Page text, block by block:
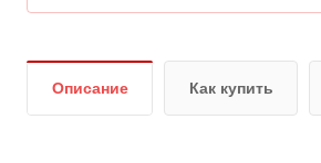
Описание Как купить